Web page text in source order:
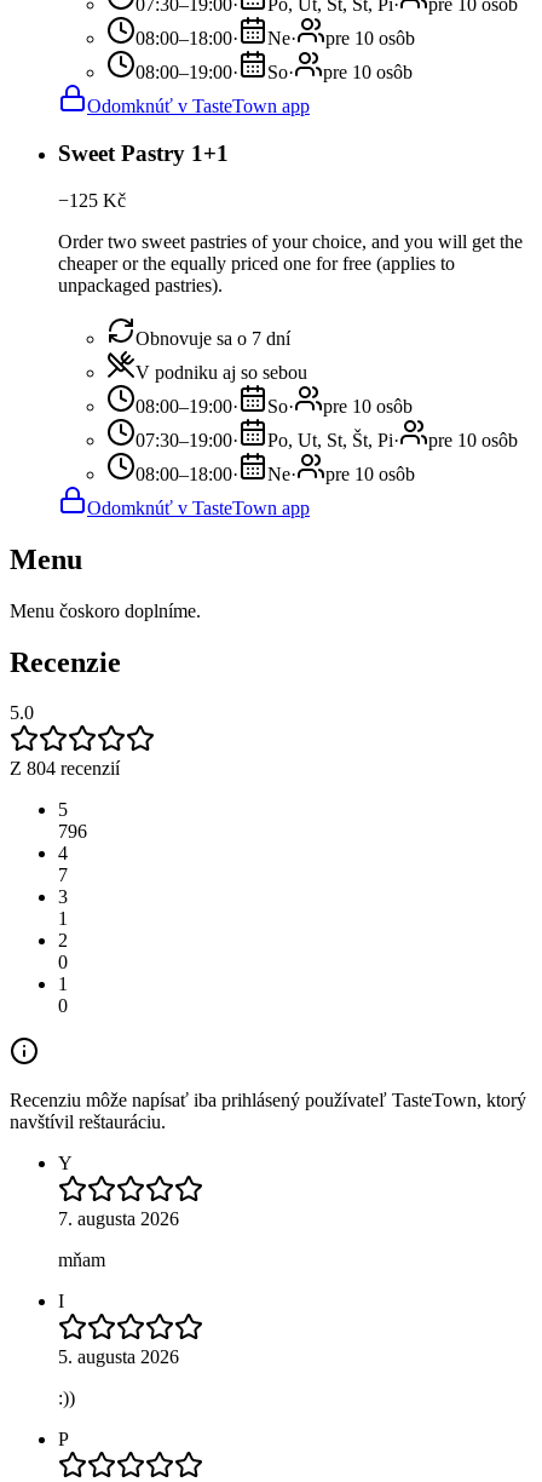
07:30–19:00· Po, Ut, St, Št, Pi·
pre 10 osôb
08:00–18:00· Ne·
pre 10 osôb
08:00–19:00· So·
pre 10 osôb
Odomknúť v TasteTown app
Sweet Pastry 1+1
−125 Kč
Order two sweet pastries of your choice, and you will get the
cheaper or the equally priced one for free (applies to
unpackaged pastries).
Obnovuje sa o 7 dní
V podniku aj so sebou
08:00–19:00· So·
pre 10 osôb
07:30–19:00· Po, Ut, St, Št, Pi·
pre 10 osôb
08:00–18:00· Ne·
pre 10 osôb
Odomknúť v TasteTown app
Menu
Menu čoskoro doplníme.
Recenzie
5.0
Z 804 recenzií
5
796
4
7
3
1
2
0
1
0
Recenziu môže napísať iba prihlásený používateľ TasteTown, ktorý
navštívil reštauráciu.
Y
7. augusta 2026
mňam
I
5. augusta 2026
:))
P